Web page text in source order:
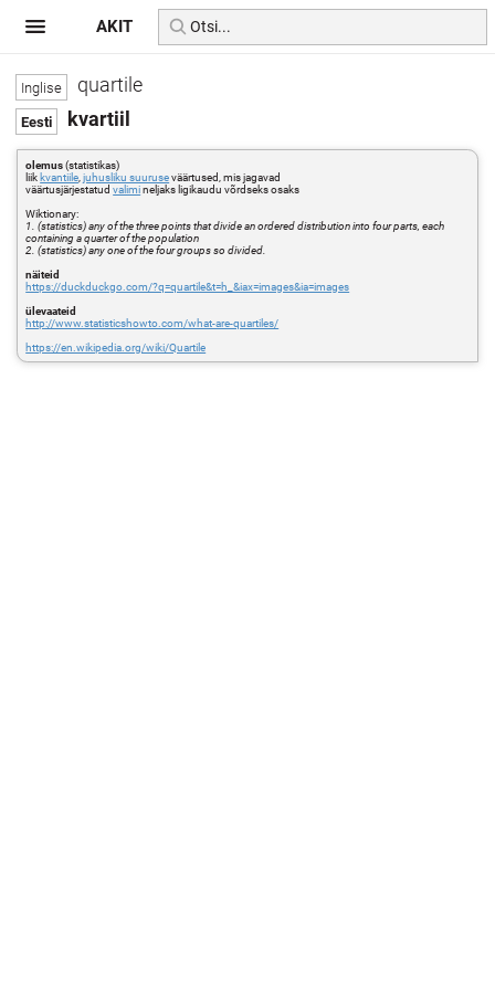
quartile
kvartiil
olemus(statistikas)
liik kvantiile ,juhusliku suuruseväärtused, mis jagavad
väärtusjärjestatudvalimineljaks ligikaudu võrdseks osaks
Wiktionary:
1. (statistics) any of the three points that divide an ordered distribution into four parts, each
containing a quarter of the population
2. (statistics) any one of the four groups so divided.
näiteid
https://duckduckgo.com/?q=quartile&t=h_&iax=images&ia=images
ülevaateid
http://www.statisticshowto.com/what-are-quartiles/
https://en.wikipedia.org/wiki/Quartile
AKIT